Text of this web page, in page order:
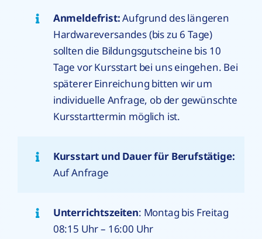
Anmeldefrist:Aufgrund des längeren
Hardwareversandes (bis zu 6 Tage)
sollten die Bildungsgutscheine bis 10
Tage vor Kursstart bei uns eingehen. Bei
späterer Einreichung bitten wir um
individuelle Anfrage, ob der gewünschte
Kursstarttermin möglich ist.
Kursstart und Dauer für Berufstätige:
Auf Anfrage
Unterrichtszeiten: Montag bis Freitag
08:15 Uhr – 16:00 Uhr